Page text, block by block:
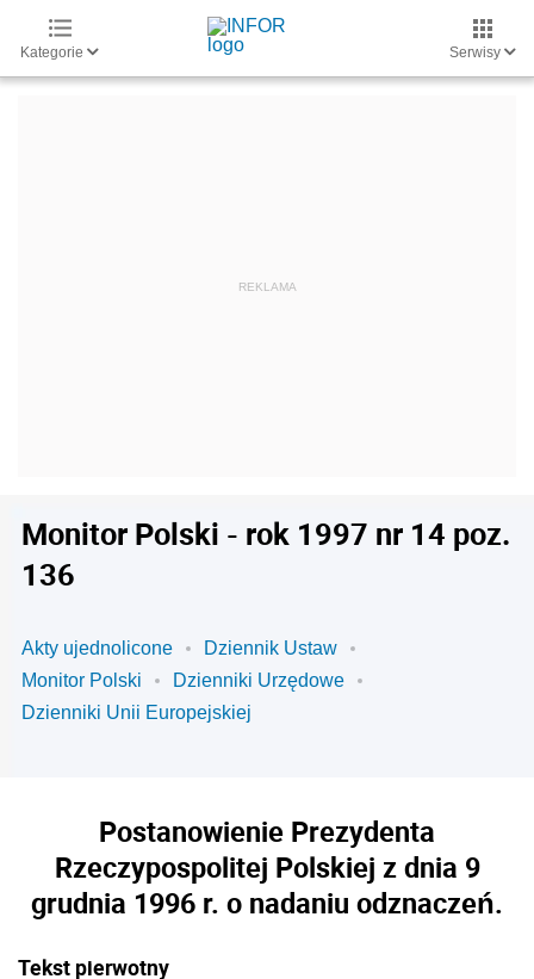
Kategorie Serwisy
Monitor Polski - rok 1997 nr 14 poz.
136
Akty ujednolicone
Dziennik Ustaw
Monitor Polski
Dzienniki Urzędowe
Dzienniki Unii Europejskiej
Postanowienie Prezydenta
Rzeczypospolitej Polskiej z dnia 9
grudnia 1996 r. o nadaniu odznaczeń.
Tekst pierwotny